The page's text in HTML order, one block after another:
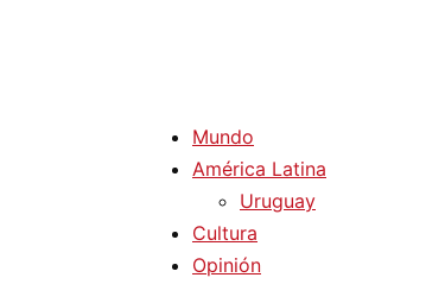
Mundo
América Latina
Uruguay
Cultura
Opinión